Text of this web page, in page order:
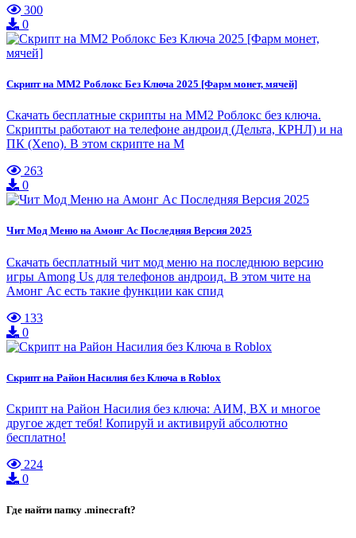
300
0
Скрипт на ММ2 Роблокс Без Ключа 2025 [Фарм монет, мячей]
Скачать бесплатные скрипты на ММ2 Роблокс без ключа.
Скрипты работают на телефоне андроид (Дельта, КРНЛ) и на
ПК (Xeno). В этом скрипте на М
263
0
Чит Мод Меню на Амонг Ас Последняя Версия 2025
Скачать бесплатный чит мод меню на последнюю версию
игры Among Us для телефонов андроид. В этом чите на
Амонг Ас есть такие функции как спид
133
0
Скрипт на Район Насилия без Ключа в Roblox
Скрипт на Район Насилия без ключа: АИМ, ВХ и многое
другое ждет тебя! Копируй и активируй абсолютно
бесплатно!
224
0
Где найти папку .minecraft?